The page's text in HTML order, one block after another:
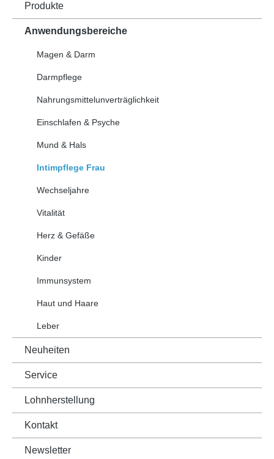
Produkte
Anwendungsbereiche
Magen & Darm
Darmpflege
Nahrungsmittelunverträglichkeit
Einschlafen & Psyche
Mund & Hals
Intimpflege Frau
Wechseljahre
Vitalität
Herz & Gefäße
Kinder
Immunsystem
Haut und Haare
Leber
Neuheiten
Service
Lohnherstellung
Kontakt
Newsletter